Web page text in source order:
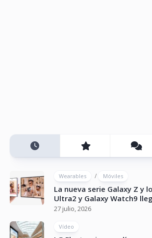
Wearables / Móviles
La nueva serie Galaxy Z y
Ultra2 y Galaxy Watch9
27 julio, 2026
Vídeo